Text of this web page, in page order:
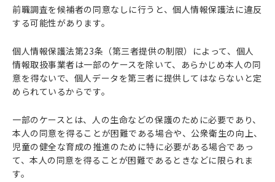
前職調査を候補者の同意なしに行うと、個人情報保護法に違反
する可能性があります。
個人情報保護法第23条（第三者提供の制限）によって、個人
情報取扱事業者は一部のケースを除いて、あらかじめ本人の同
意を得ないで、個人データを第三者に提供してはならないと定
められているからです。
一部のケースとは、人の生命などの保護のために必要であり、
本人の同意を得ることが困難である場合や、公衆衛生の向上、
児童の健全な育成の推進のために特に必要がある場合であっ
て、本人の同意を得ることが困難であるときなどに限られま
す。